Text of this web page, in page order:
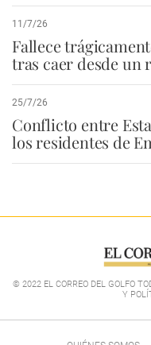
11/7/26
Fallece
tras caer desde un
25/7/26
Conflicto entre
los residentes de
© 2022 EL CORREO DEL GOLFO
Y